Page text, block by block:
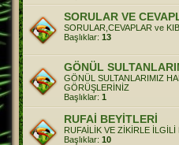
SORULAR VE
SORULAR,CEVAPLAR ve
Başlıklar: 13
GÖNÜL
GÖNÜL SULTANLARIMIZ
GÖRÜŞLERİNİZ
Başlıklar: 1
RUFAİ BEYİTLERİ
RUFAİLİK VE ZİKİRLE İLGİLİ
Başlıklar: 10